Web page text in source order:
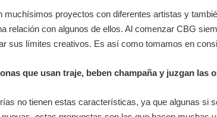
proyectos con diferentes artistas y
relación con algunos de ellos. Al comenzar CBG
sus límites creativos. Es así como tomamos en
que usan traje, beben champaña y juzgan las
no tienen estas características, ya que algunas si